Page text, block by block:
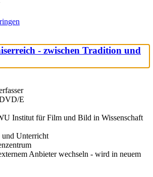
- zwischen Tradition und
E
Institut für Film und Bild in Wissenschaft
Unterricht
Anbieter wechseln - wird in neuem